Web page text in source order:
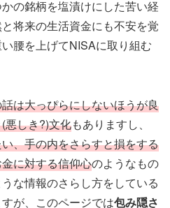
の銘柄を塩漬けにした苦い経
将来の生活資金にも不安を覚
腰を上げてNISAに取り組む
は大っぴらにしないほうが良
悪しき?)文化もありますし、
、手の内をさらすと損をする
に対する信仰心のようなもの
な情報のさらし方をしている
が、このページでは包み隠さ